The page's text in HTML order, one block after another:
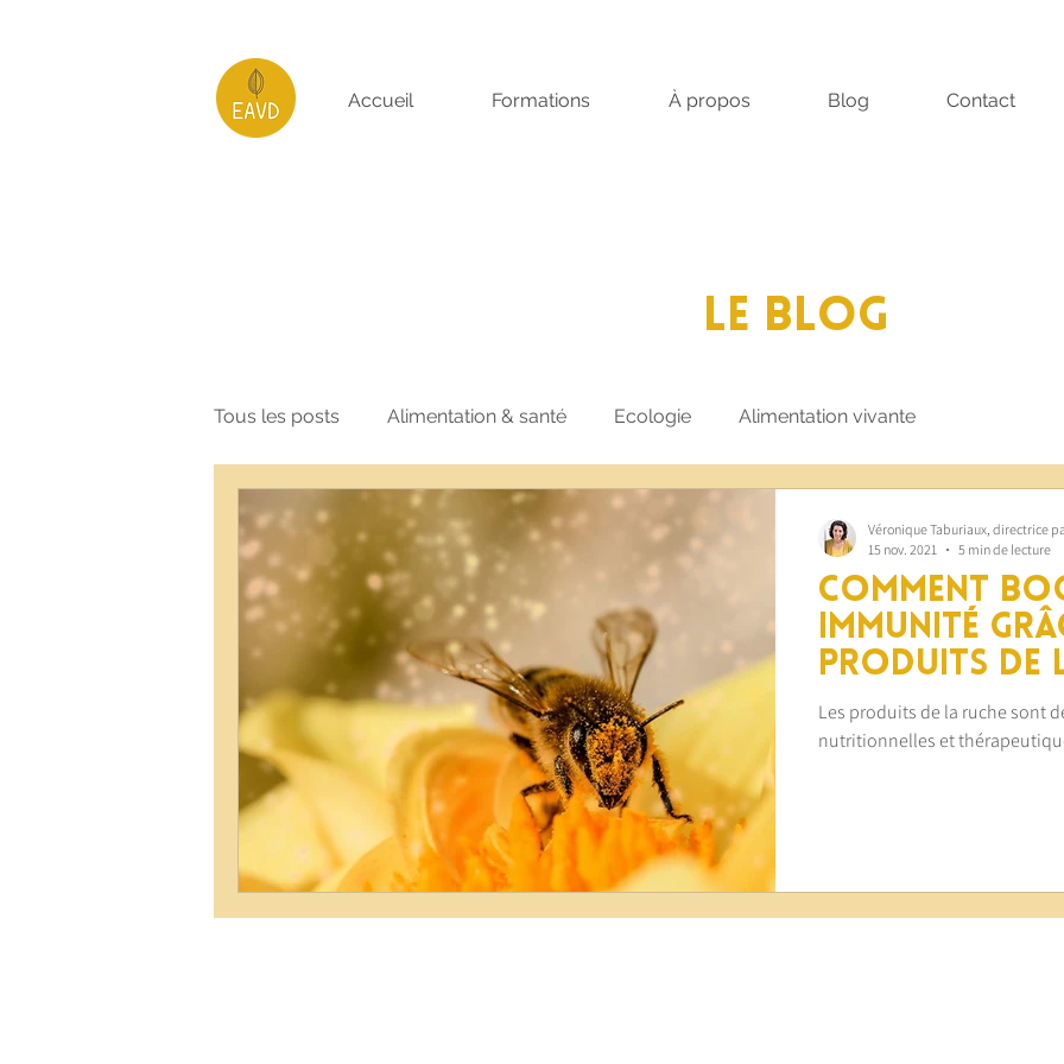
Accueil Formations À propos Blog Contact
LE BLOG
Tous les posts Alimentation & santé Ecologie Alimentation vivante
Comment
immunité
produits de
Les produits de la ruche sont
nutritionnelles et
Véronique Taburiaux, directrice
15 nov. 2021
5 min de lecture